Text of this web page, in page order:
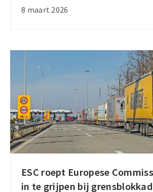
8 maart 2026
op
en
Pasen
ESC roept Europese
in te grijpen bij
ESC
roept